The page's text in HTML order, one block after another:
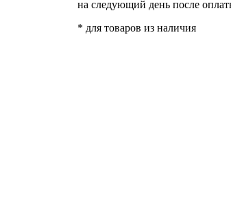
на следующий день после
* для товаров из наличия